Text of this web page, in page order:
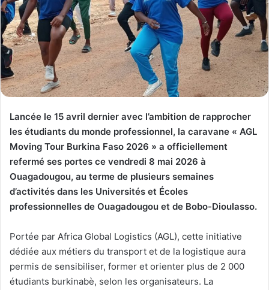
Lancée le 15 avril dernier avec l’ambition de rapprocher
les étudiants du monde professionnel, la caravane « AGL
Moving Tour Burkina Faso 2026 » a officiellement
refermé ses portes ce vendredi 8 mai 2026 à
Ouagadougou, au terme de plusieurs semaines
d’activités dans les Universités et Écoles
professionnelles de Ouagadougou et de Bobo-Dioulasso.
Portée par Africa Global Logistics (AGL)⁠, cette initiative
dédiée aux métiers du transport et de la logistique aura
permis de sensibiliser, former et orienter plus de 2 000
étudiants burkinabè, selon les organisateurs. La